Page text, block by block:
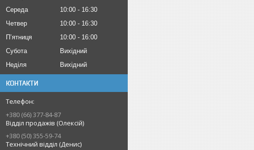
Середа
10:00
16:30
Четвер
10:00
16:30
Пʼятниця
10:00
16:00
Субота
Вихідний
Неділя
Вихідний
КОНТАКТИ
+380 (66) 377-84-87
Відділ продажів (Олексій)
+380 (50) 355-59-74
Технічний відділ (Денис)